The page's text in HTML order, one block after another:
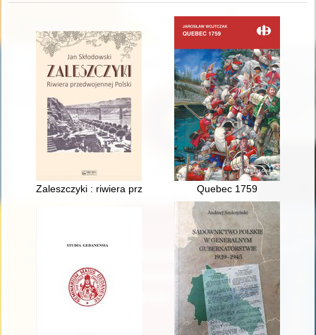
Zaleszczyki : riwiera przedwojennej PolskiQuebec 1759